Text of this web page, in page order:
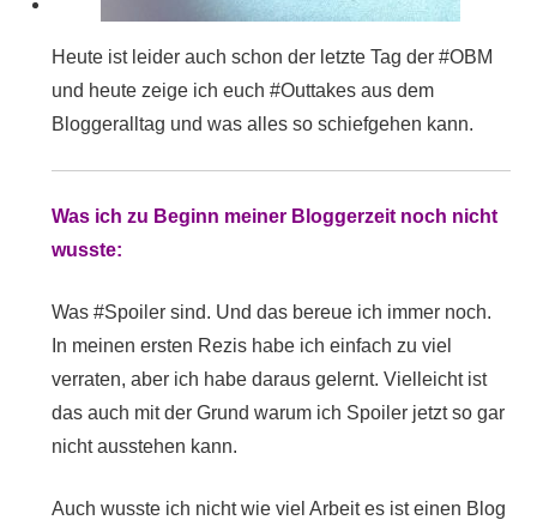
Heute ist leider auch schon der letzte Tag der #OBM
und heute zeige ich euch #Outtakes aus dem
Bloggeralltag und was alles so schiefgehen kann.
Was ich zu Beginn meiner Bloggerzeit noch nicht
wusste:
Was #Spoiler sind. Und das bereue ich immer noch.
In meinen ersten Rezis habe ich einfach zu viel
verraten, aber ich habe daraus gelernt. Vielleicht ist
das auch mit der Grund warum ich Spoiler jetzt so gar
nicht ausstehen kann.
Auch wusste ich nicht wie viel Arbeit es ist einen Blog